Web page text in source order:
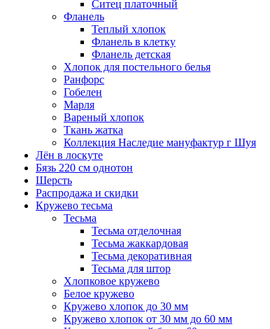
Ситец платочный
Фланель
Теплый хлопок
Фланель в клетку
Фланель детская
Хлопок для постельного белья
Ранфорс
Гобелен
Марля
Вареный хлопок
Ткань жатка
Коллекция Наследие мануфактур г Шуя
Лён в лоскуте
Бязь 220 см однотон
Шерсть
Распродажа и скидки
Кружево тесьма
Тесьма
Тесьма отделочная
Тесьма жаккардовая
Тесьма декоративная
Тесьма для штор
Хлопковое кружево
Белое кружево
Кружево хлопок до 30 мм
Кружево хлопок от 30 мм до 60 мм